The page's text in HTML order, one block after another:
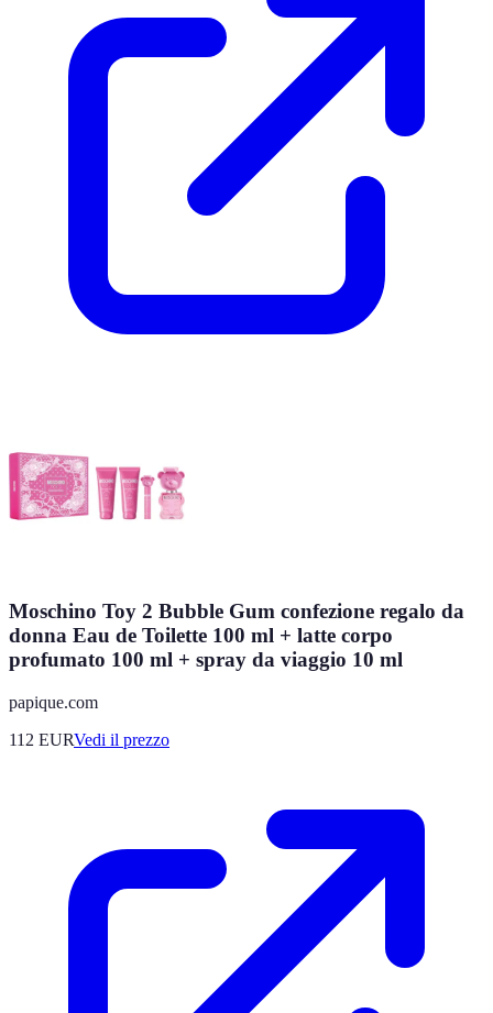
Moschino Toy 2 Bubble Gum confezione regalo da
donna Eau de Toilette 100 ml + latte corpo
profumato 100 ml + spray da viaggio 10 ml
papique.com
112 EURVedi il prezzo